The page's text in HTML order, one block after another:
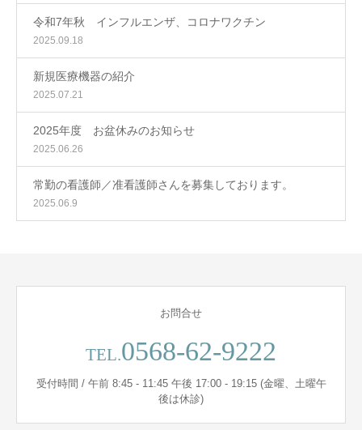
令和7年秋 インフルエンザ、コロナワクチン
2025.09.18
新規医療機器の紹介
2025.07.21
2025年度 お盆休みのお知らせ
2025.06.26
常勤の看護師／准看護師さんを募集しております。
2025.06.9
お問合せ
TEL.0568-62-9222
受付時間 / 午前 8:45 - 11:45 午後 17:00 - 19:15 (金曜、土曜午
後は休診)